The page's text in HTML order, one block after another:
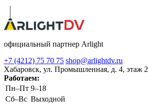
официальный партнер Arlight
+7 (4212) 75 70 75 shop@arlightdv.ru
Хабаровск, ул. Промышленная, д. 4, этаж 2
Работаем:
Пн–Пт 9–18
Cб–Вс Выходной